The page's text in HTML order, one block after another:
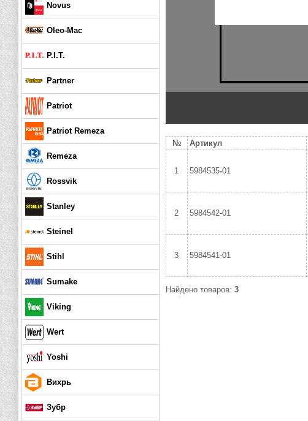
Novus
Oleo-Mac
P.I.T.
Partner
Patriot
Patriot Remeza
Remeza
Rossvik
Stanley
Steinel
Stihl
Sumake
Viking
Wert
Yoshi
Вихрь
Зубр
№ Артикул
1 5984535-01
2 5984542-01
3 5984541-01
Найдено товаров: 3